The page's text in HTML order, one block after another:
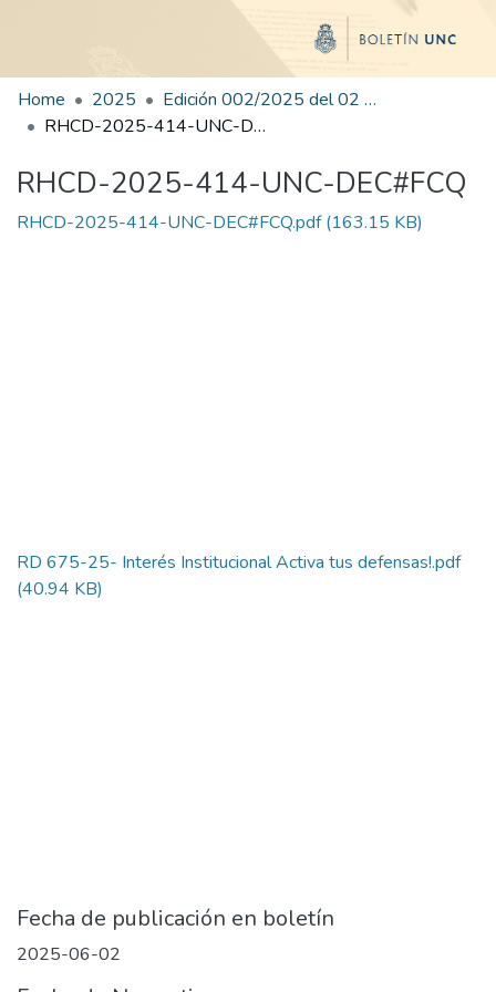
Home 2025
Edición 002/2025 del 02 de junio de 2025
RHCD-2025-414-UNC-DEC#FCQ
RHCD-2025-414-UNC-DEC#FCQ
RHCD-2025-414-UNC-DEC#FCQ.pdf(163.15 KB)
RD 675-25- Interés Institucional Activa tus defensas!.pdf
(40.94 KB)
Fecha de publicación en boletín
2025-06-02